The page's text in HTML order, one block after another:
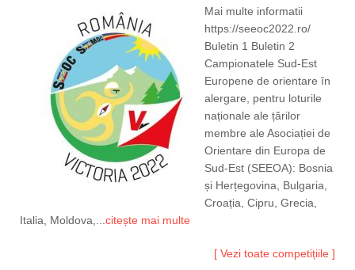
Mai multe informatii
https://seeoc2022.ro/
Buletin 1 Buletin 2
Campionatele Sud-Est
Europene de orientare în
alergare, pentru loturile
naționale ale țărilor
membre ale Asociației de
Orientare din Europa de
Sud-Est (SEEOA): Bosnia
și Herțegovina, Bulgaria,
Croația, Cipru, Grecia,
Italia, Moldova,... citește mai multe
[ Vezi toate competițiile ]